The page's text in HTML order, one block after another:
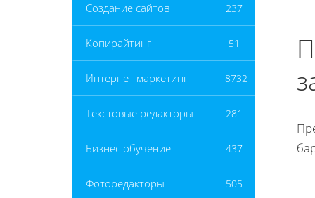
Создание сайтов 237
Копирайтинг 51
Интернет маркетинг 8732
Текстовые редакторы 281
Бизнес обучение 437
Фоторедакторы 505